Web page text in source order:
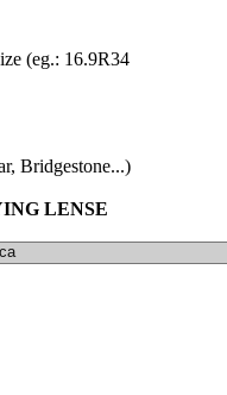
(eg.: 16.9R34
Bridgestone...)
LENSE